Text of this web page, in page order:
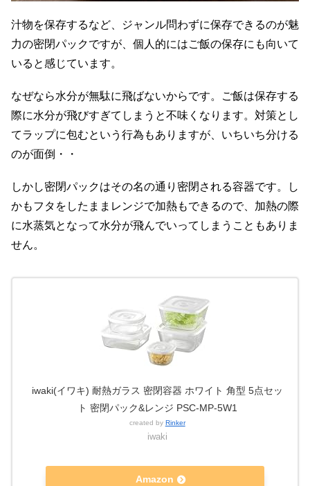
汁物を保存するなど、ジャンル問わずに保存できるのが魅
力の密閉パックですが、個人的にはご飯の保存にも向いて
いると感じています。
なぜなら水分が無駄に飛ばないからです。ご飯は保存する
際に水分が飛びすぎてしまうと不味くなります。対策とし
てラップに包むという行為もありますが、いちいち分ける
のが面倒・・
しかし密閉パックはその名の通り密閉される容器です。し
かもフタをしたままレンジで加熱もできるので、加熱の際
に水蒸気となって水分が飛んでいってしまうこともありま
せん。
iwaki(イワキ) 耐熱ガラス 密閉容器 ホワイト 角型 5点セッ
ト 密閉パック&レンジ PSC-MP-5W1
created by Rinker
iwaki
Amazon